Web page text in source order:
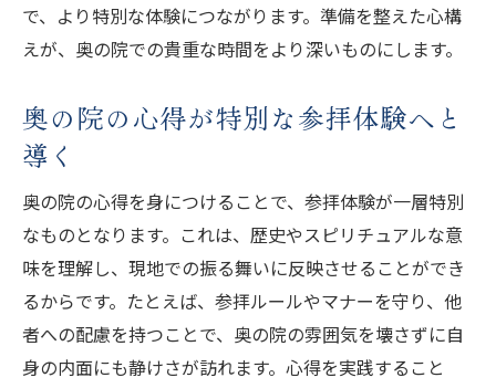
で、より特別な体験につながります。準備を整えた心構
えが、奥の院での貴重な時間をより深いものにします。
奥の院の心得が特別な参拝体験へと
導く
奥の院の心得を身につけることで、参拝体験が一層特別
なものとなります。これは、歴史やスピリチュアルな意
味を理解し、現地での振る舞いに反映させることができ
るからです。たとえば、参拝ルールやマナーを守り、他
者への配慮を持つことで、奥の院の雰囲気を壊さずに自
身の内面にも静けさが訪れます。心得を実践すること